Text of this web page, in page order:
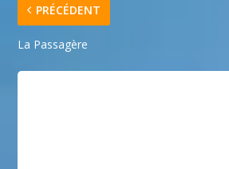
PRÉCÉDENT
La Passagère